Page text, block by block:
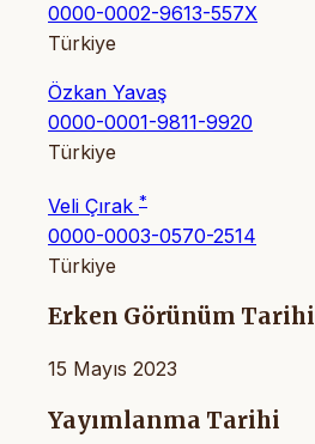
0000-0002-9613-557X
Türkiye
Özkan Yavaş
0000-0001-9811-9920
Türkiye
Veli Çırak *
0000-0003-0570-2514
Türkiye
Erken Görünüm Tarihi
15 Mayıs 2023
Yayımlanma Tarihi